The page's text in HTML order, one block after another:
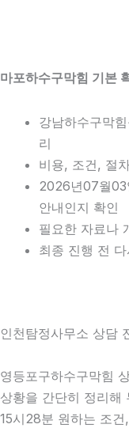
마포하수구막힘 기본
강남하수구막
리
비용, 조건, 절
2026년07월03
안내인지 확인
필요한 자료나
최종 진행 전
인천탐정사무소 상담
영등포구하수구막힘
상황을 간단히 정리
15시28분 원하는 조